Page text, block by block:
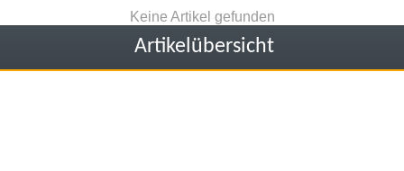
Keine Artikel gefunden
Artikelübersicht